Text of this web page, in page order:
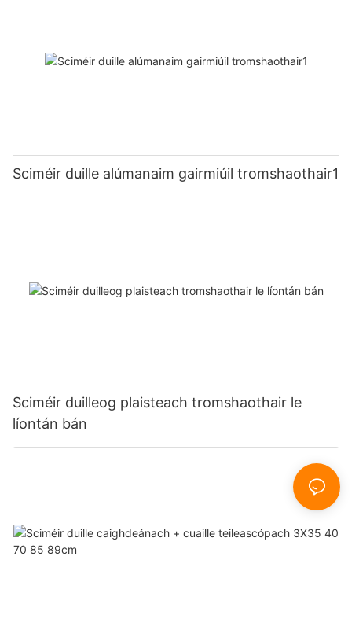
Sciméir duille alúmanaim gairmiúil tromshaothair1
Sciméir duilleog plaisteach tromshaothair le
líontán bán